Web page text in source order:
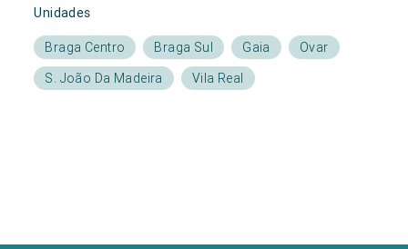
Unidades
Braga Centro Braga Sul Gaia
Ovar
S. João Da Madeira
Vila Real